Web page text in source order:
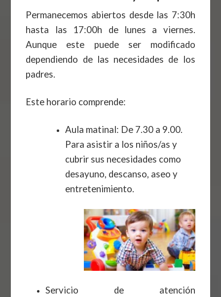
Permanecemos abiertos desde las 7:30h
hasta las 17:00h de lunes a viernes.
Aunque este puede ser modificado
dependiendo de las necesidades de los
padres.
Este horario comprende:
Aula matinal: De 7.30 a 9.00.
Para asistir a los niños/as y
cubrir sus necesidades como
desayuno, descanso, aseo y
entretenimiento.
Servicio de atención